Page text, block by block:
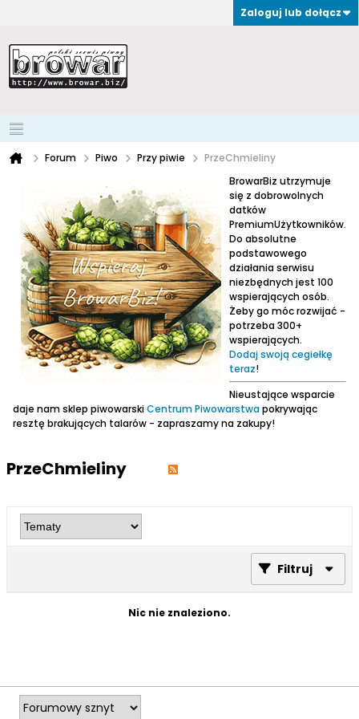
Zaloguj lub dołącz
Forum Piwo Przy piwie
PrzeChmieliny
BrowarBiz utrzymuje
się z dobrowolnych
datków
PremiumUżytkowników.
Do absolutne
podstawowego
działania serwisu
niezbędnych jest 100
wspierających osób.
Żeby go móc rozwijać -
potrzeba 300+
wspierających.
Dodaj swoją cegiełkę
teraz!
Nieustające wsparcie
daje nam sklep piwowarskiCentrum Piwowarstwapokrywając
resztę brakujących talarów - zapraszamy na zakupy!
PrzeChmieliny
Filtruj
Nic nie znaleziono.